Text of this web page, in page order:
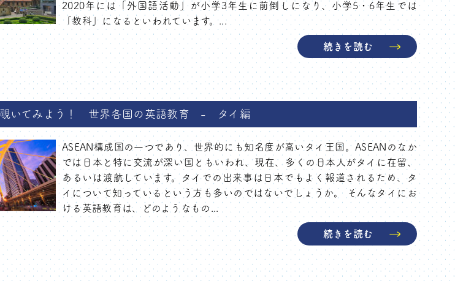
2020年には「外国語活動」が小学3年生に前倒しになり、小学5・6年生では
「教科」になるといわれています。...
続きを読む
覗いてみよう！ 世界各国の英語教育 - タイ編
ASEAN構成国の一つであり、世界的にも知名度が高いタイ王国。ASEANのなか
では日本と特に交流が深い国ともいわれ、現在、多くの日本人がタイに在留、
あるいは渡航しています。タイでの出来事は日本でもよく報道されるため、タ
イについて知っているという方も多いのではないでしょうか。 そんなタイにお
ける英語教育は、どのようなもの...
続きを読む